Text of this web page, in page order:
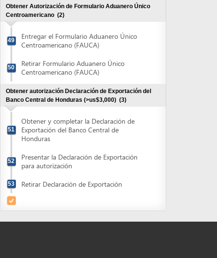
53 Retirar Declaración de Exportación
Powered by eRegulations (c), a content management system developed by UNCTAD's
Investment and Enterprise Division,Business Facilitation Programand licensed under